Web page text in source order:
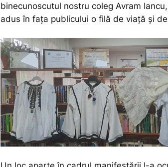
binecunoscutul nostru coleg Avram
adus în fața publicului o filă de viață și